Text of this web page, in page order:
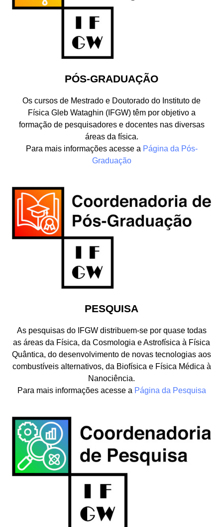
PÓS-GRADUAÇÃO
Os cursos de Mestrado e Doutorado do Instituto de
Física Gleb Wataghin (IFGW) têm por objetivo a
formação de pesquisadores e docentes nas diversas
áreas da física.
Para mais informações acesse a Página da Pós-
Graduação
PESQUISA
As pesquisas do IFGW distribuem-se por quase todas
as áreas da Física, da Cosmologia e Astrofísica à Física
Quântica, do desenvolvimento de novas tecnologias aos
combustíveis alternativos, da Biofísica e Física Médica à
Nanociência.
Para mais informações acesse a Página da Pesquisa